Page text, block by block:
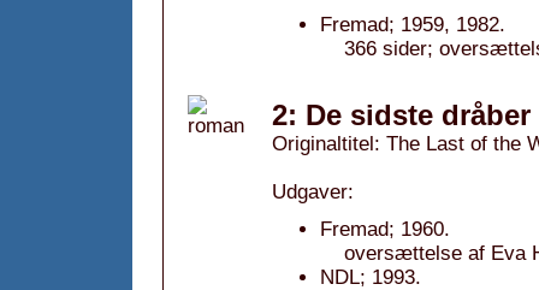
Fremad; 1959, 1982.
366 sider;
2: De sidste dråber
Originaltitel: The Last of the
Udgaver:
Fremad; 1960.
oversættelse af Eva
NDL; 1993.